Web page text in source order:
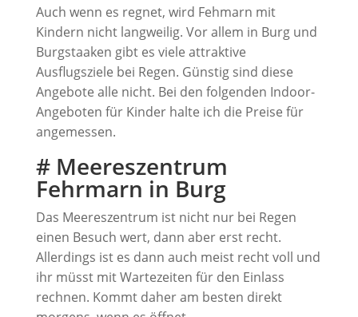
Auch wenn es regnet, wird Fehmarn mit
Kindern nicht langweilig. Vor allem in Burg und
Burgstaaken gibt es viele attraktive
Ausflugsziele bei Regen. Günstig sind diese
Angebote alle nicht. Bei den folgenden Indoor-
Angeboten für Kinder halte ich die Preise für
angemessen.
# Meereszentrum
Fehrmarn in Burg
Das Meereszentrum ist nicht nur bei Regen
einen Besuch wert, dann aber erst recht.
Allerdings ist es dann auch meist recht voll und
ihr müsst mit Wartezeiten für den Einlass
rechnen. Kommt daher am besten direkt